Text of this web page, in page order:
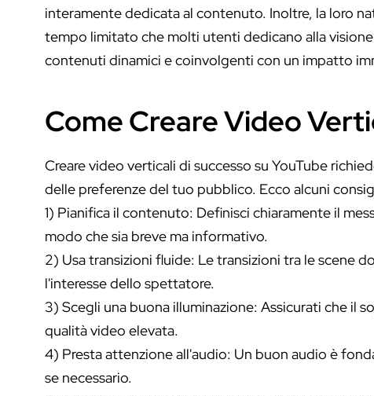
interamente dedicata al contenuto. Inoltre, la loro
tempo limitato che molti utenti dedicano alla
contenuti dinamici e coinvolgenti con un impatto
Come Creare Video
Creare video verticali di successo su YouTube
delle preferenze del tuo pubblico. Ecco alcuni
1) Pianifica il contenuto: Definisci chiaramente il
modo che sia breve ma informativo.
2) Usa transizioni fluide: Le transizioni tra le scene
l'interesse dello spettatore.
3) Scegli una buona illuminazione: Assicurati che il
qualità video elevata.
4) Presta attenzione all'audio: Un buon audio è
se necessario.